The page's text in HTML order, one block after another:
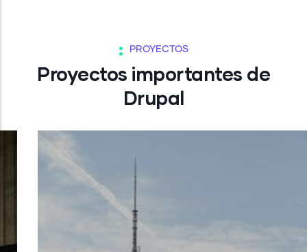
PROYECTOS
Proyectos importantes de
Drupal